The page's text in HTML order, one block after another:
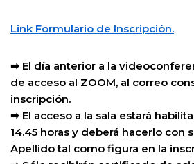
Link Formulario de Inscripción.
➡ El día anterior a la
de acceso al ZOOM, al correo
inscripción.
➡ El acceso a la sala estará
14.45 horas y deberá hacerlo con
Apellido tal como figura en la